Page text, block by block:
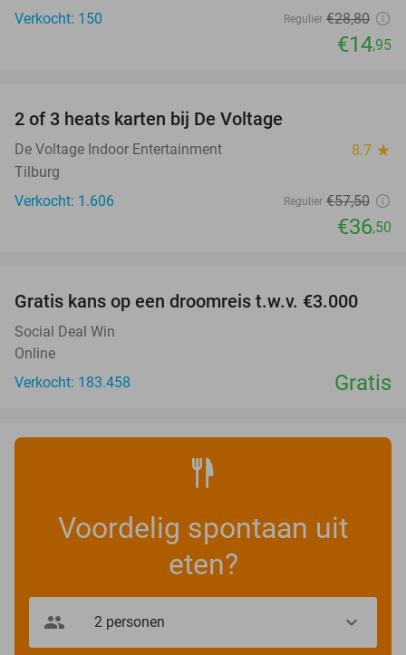
Verkocht: 150
Regulier €28,80
€14,95
2 of 3 heats karten bij De Voltage
De Voltage Indoor Entertainment 8.7 star
Tilburg
Verkocht: 1.606
Regulier €57,50
€36,50
Gratis kans op een droomreis t.w.v. €3.000
Social Deal Win
Online
Verkocht: 183.458
Gratis
Voordelig spontaan uit
eten?